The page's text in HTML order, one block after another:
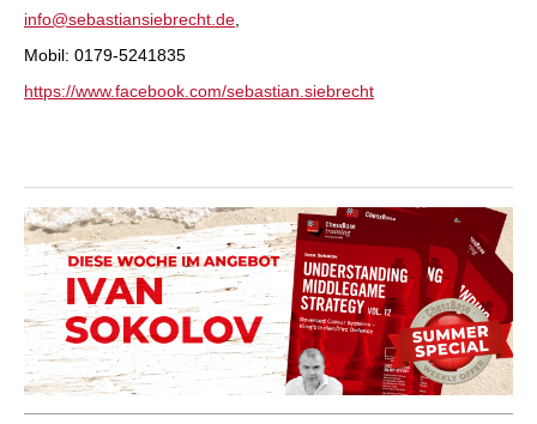
info@sebastiansiebrecht.de
Mobil: 0179-5241835
https://www.facebook.com/sebastian.siebrecht